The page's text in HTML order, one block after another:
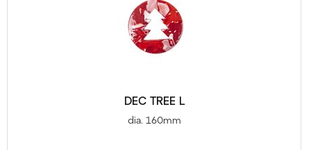
DEC TREE L
dia. 160mm